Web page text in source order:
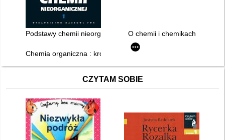
Podstawy chemii nieorganicznej. 1,O chemii i chemikach
Chemia organiczna : krótki kurs
CZYTAM SOBIE